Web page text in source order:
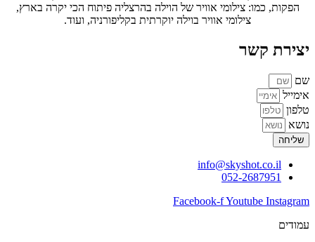
הפקות, כמו: צילומי אוויר של הוילה בהרצליה פיתוח הכי יקרה בארץ,
צילומי אוויר בוילה יוקרתית בקליפורניה, ועוד.
יצירת קשר
שם
אימייל
טלפון
נושא
שליחה
info@skyshot.co.il
052-2687951
Facebook-fYoutube Instagram
עמודים